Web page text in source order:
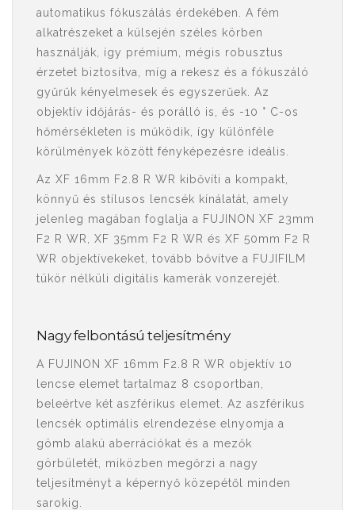
automatikus fókuszálás érdekében. A fém
alkatrészeket a külsején széles körben
használják, így prémium, mégis robusztus
érzetet biztosítva, míg a rekesz és a fókuszáló
gyűrűk kényelmesek és egyszerűek. Az
objektív időjárás- és porálló is, és -10 ° C-os
hőmérsékleten is működik, így különféle
körülmények között fényképezésre ideális.
Az XF 16mm F2.8 R WR kibővíti a kompakt,
könnyű és stílusos lencsék kínálatát, amely
jelenleg magában foglalja a FUJINON XF 23mm
F2 R WR, XF 35mm F2 R WR és XF 50mm F2 R
WR objektívekeket, tovább bővítve a FUJIFILM
tükör nélküli digitális kamerák vonzerejét.
Nagy felbontású teljesítmény
A FUJINON XF 16mm F2.8 R WR objektív 10
lencse elemet tartalmaz 8 csoportban,
beleértve két aszférikus elemet. Az aszférikus
lencsék optimális elrendezése elnyomja a
gömb alakú aberrációkat és a mezők
görbületét, miközben megőrzi a nagy
teljesítményt a képernyő közepétől minden
sarokig.